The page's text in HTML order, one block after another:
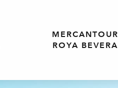
MERCANTOUR
ROYA BEVERA